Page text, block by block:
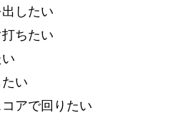
したい
ちたい
い
アで回りたい